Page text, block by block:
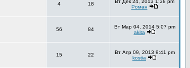
4 18
Вт Дек 24, 2013 1:38 pm
Роман
56 84
Вт Мар 04, 2014 5:07 pm
akita
15 22
Вт Апр 09, 2013 9:41 pm
kostia